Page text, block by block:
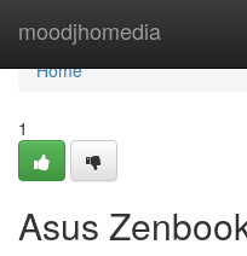
moodjhomedia
Home
Home
1
Asus